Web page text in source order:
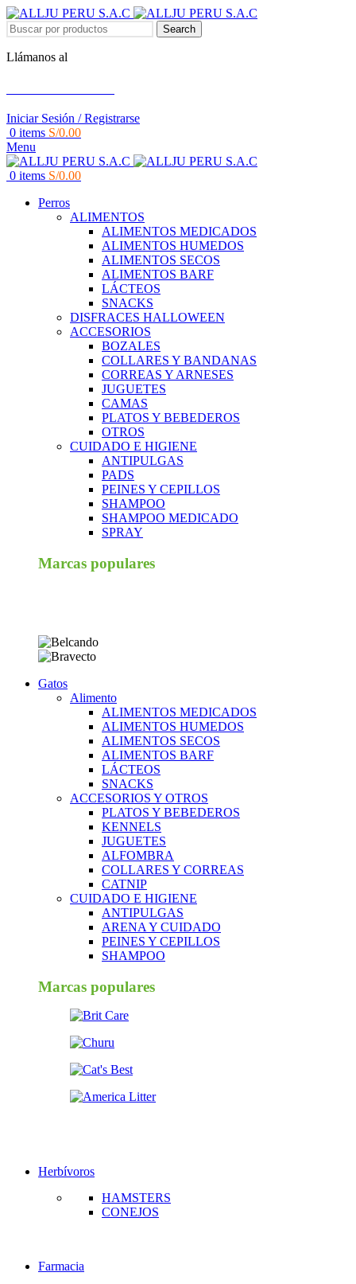
Search
Llámanos al
Iniciar Sesión / Registrarse
0 items S/0.00
Menu
0 items S/0.00
Perros
ALIMENTOS
ALIMENTOS MEDICADOS
ALIMENTOS HUMEDOS
ALIMENTOS SECOS
ALIMENTOS BARF
LÁCTEOS
SNACKS
DISFRACES HALLOWEEN
ACCESORIOS
BOZALES
COLLARES Y BANDANAS
CORREAS Y ARNESES
JUGUETES
CAMAS
PLATOS Y BEBEDEROS
OTROS
CUIDADO E HIGIENE
ANTIPULGAS
PADS
PEINES Y CEPILLOS
SHAMPOO
SHAMPOO MEDICADO
SPRAY
Marcas populares
Gatos
Alimento
ALIMENTOS MEDICADOS
ALIMENTOS HUMEDOS
ALIMENTOS SECOS
ALIMENTOS BARF
LÁCTEOS
SNACKS
ACCESORIOS Y OTROS
PLATOS Y BEBEDEROS
KENNELS
JUGUETES
ALFOMBRA
COLLARES Y CORREAS
CATNIP
CUIDADO E HIGIENE
ANTIPULGAS
ARENA Y CUIDADO
PEINES Y CEPILLOS
SHAMPOO
Marcas populares
Herbívoros
HAMSTERS
CONEJOS
Farmacia